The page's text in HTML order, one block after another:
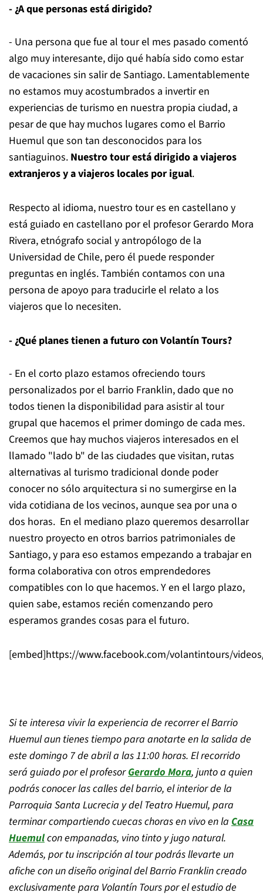
- ¿A que personas está dirigido?
- Una persona que fue al tour el mes pasado comentó
algo muy interesante, dijo qué había sido como estar
de vacaciones sin salir de Santiago. Lamentablemente
no estamos muy acostumbrados a invertir en
experiencias de turismo en nuestra propia ciudad, a
pesar de que hay muchos lugares como el Barrio
Huemul que son tan desconocidos para los
santiaguinos. Nuestro tour está dirigido a viajeros
extranjeros y a viajeros locales por igual.
Respecto al idioma, nuestro tour es en castellano y
está guiado en castellano por el profesor Gerardo Mora
Rivera, etnógrafo social y antropólogo de la
Universidad de Chile, pero él puede responder
preguntas en inglés. También contamos con una
persona de apoyo para traducirle el relato a los
viajeros que lo necesiten.
- ¿Qué planes tienen a futuro con Volantín Tours?
- En el corto plazo estamos ofreciendo tours
personalizados por el barrio Franklin, dado que no
todos tienen la disponibilidad para asistir al tour
grupal que hacemos el primer domingo de cada mes.
Creemos que hay muchos viajeros interesados en el
llamado "lado b" de las ciudades que visitan, rutas
alternativas al turismo tradicional donde poder
conocer no sólo arquitectura si no sumergirse en la
vida cotidiana de los vecinos, aunque sea por una o
dos horas. En el mediano plazo queremos desarrollar
nuestro proyecto en otros barrios patrimoniales de
Santiago, y para eso estamos empezando a trabajar en
forma colaborativa con otros emprendedores
compatibles con lo que hacemos. Y en el largo plazo,
quien sabe, estamos recién comenzando pero
esperamos grandes cosas para el futuro.
[embed]https://www.facebook.com/volantintours/
Si te interesa vivir la experiencia de recorrer el Barrio
Huemul aun tienes tiempo para anotarte en la salida de
este domingo 7 de abril a las 11:00 horas. El recorrido
será guiado por el profesorGerardo Mora, junto a quien
podrás conocer las calles del barrio, el interior de la
Parroquia Santa Lucrecia y del Teatro Huemul, para
terminar compartiendo cuecas choras en vivo en la Casa
Huemulcon empanadas, vino tinto y jugo natural.
Además, por tu inscripción al tour podrás llevarte un
afiche con un diseño original del Barrio Franklin creado
exclusivamente para Volantín Tours por el estudio de